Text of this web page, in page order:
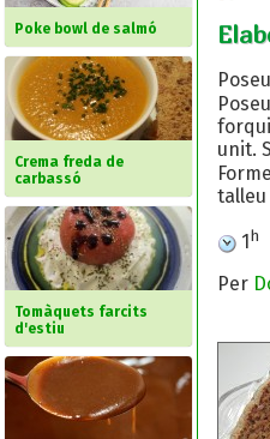
Poke bowl de salmó
Crema freda de
carbassó
Tomàquets farcits
d'estiu
unit.
talleu
1 h
Per